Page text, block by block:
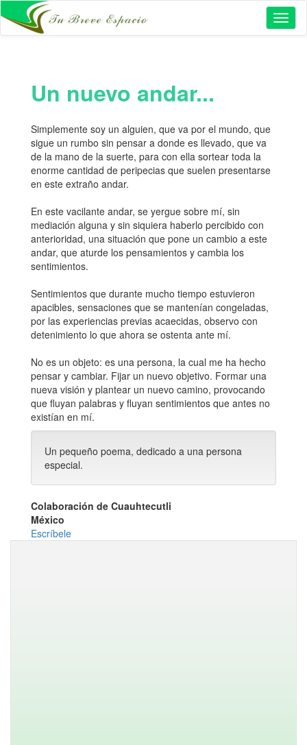
Un nuevo andar...
Simplemente soy un alguien, que va por el mundo, que
sigue un rumbo sin pensar a donde es llevado, que va
de la mano de la suerte, para con ella sortear toda la
enorme cantidad de peripecias que suelen presentarse
en este extraño andar.
En este vacilante andar, se yergue sobre mí, sin
mediación alguna y sin siquiera haberlo percibido con
anterioridad, una situación que pone un cambio a este
andar, que aturde los pensamientos y cambia los
sentimientos.
Sentimientos que durante mucho tiempo estuvieron
apacibles, sensaciones que se mantenían congeladas,
por las experiencias previas acaecidas, observo con
detenimiento lo que ahora se ostenta ante mí.
No es un objeto: es una persona, la cual me ha hecho
pensar y cambiar. Fijar un nuevo objetivo. Formar una
nueva visión y plantear un nuevo camino, provocando
que fluyan palabras y fluyan sentimientos que antes no
existían en mí.
Un pequeño poema, dedicado a una persona
especial.
Colaboración de Cuauhtecutli
México
Escríbele